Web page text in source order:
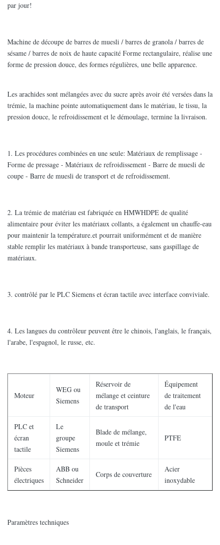
par jour!
Machine de découpe de barres de muesli / barres de granola / barres de
sésame / barres de noix de haute capacité Forme rectangulaire, réalise une
forme de pression douce, des formes régulières, une belle apparence.
Les arachides sont mélangées avec du sucre après avoir été versées dans la
trémie, la machine pointe automatiquement dans le matériau, le tissu, la
pression douce, le refroidissement et le démoulage, termine la livraison.
1. Les procédures combinées en une seule: Matériaux de remplissage -
Forme de pressage - Matériaux de refroidissement - Barre de muesli de
coupe - Barre de muesli de transport et de refroidissement.
2. La trémie de matériau est fabriquée en HMWHDPE de qualité
alimentaire pour éviter les matériaux collants, a également un chauffe-eau
pour maintenir la température.et pourrait uniformément et de manière
stable remplir les matériaux à bande transporteuse, sans gaspillage de
matériaux.
3. contrôlé par le PLC Siemens et écran tactile avec interface conviviale.
4. Les langues du contrôleur peuvent être le chinois, l'anglais, le français,
l'arabe, l'espagnol, le russe, etc.
Moteur
WEG ou
Siemens
Réservoir de
mélange et ceinture
de transport
Équipement
de traitement
de l'eau
PLC et
écran
tactile
Le
groupe
Siemens
Blade de mélange,
moule et trémie
PTFE
Pièces
électriques
ABB ou
Schneider
Corps de couverture
Acier
inoxydable
Paramètres techniques